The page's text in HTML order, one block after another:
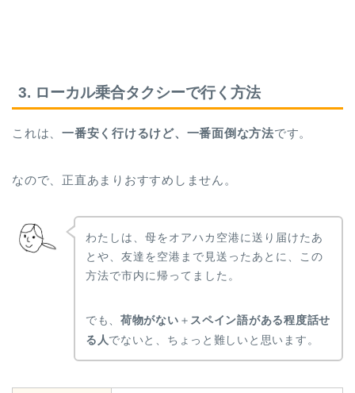
3. ローカル乗合タクシーで行く方法
これは、一番安く行けるけど、一番面倒な方法です。
なので、正直あまりおすすめしません。
わたしは、母をオアハカ空港に送り届けたあ
とや、友達を空港まで見送ったあとに、この
方法で市内に帰ってました。
でも、 荷物がない ＋ スペイン語がある程度話せ
る人でないと、ちょっと難しいと思います。